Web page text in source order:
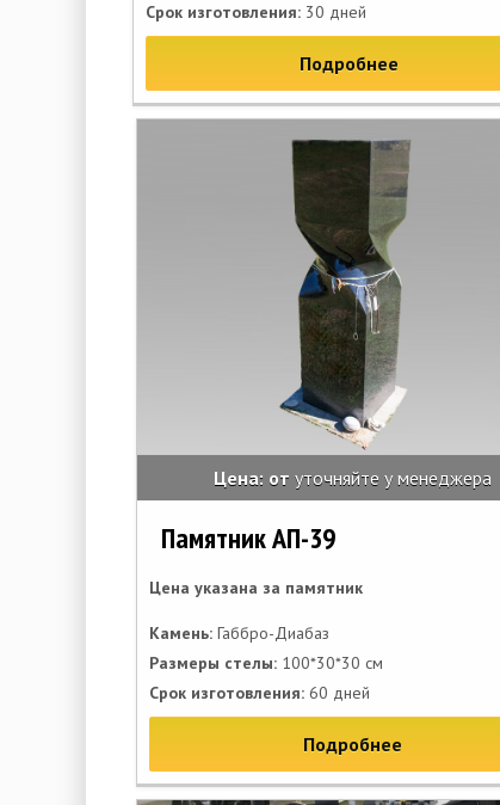
Срок изготовления: 30 дней
Подробнее
Цена: от уточняйте у менеджера
Памятник АП-39
Цена указана за памятник
Камень: Габбро-Диабаз
Размеры стелы: 100*30*30 см
Срок изготовления: 60 дней
Подробнее